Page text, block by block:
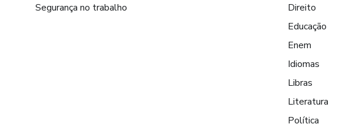
Segurança no trabalho
Direito
Educação
Enem
Idiomas
Libras
Literatura
Política